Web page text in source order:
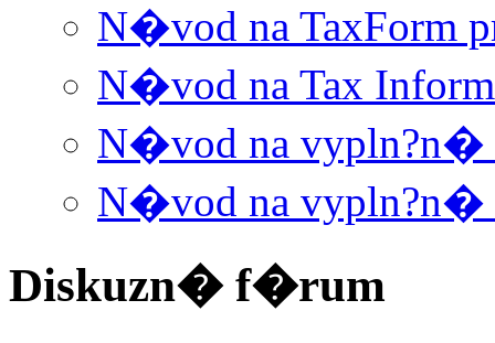
N�vod na TaxForm
N�vod na Tax
N�vod na vypln?n�
N�vod na vypln?n�
Diskuzn� f�rum